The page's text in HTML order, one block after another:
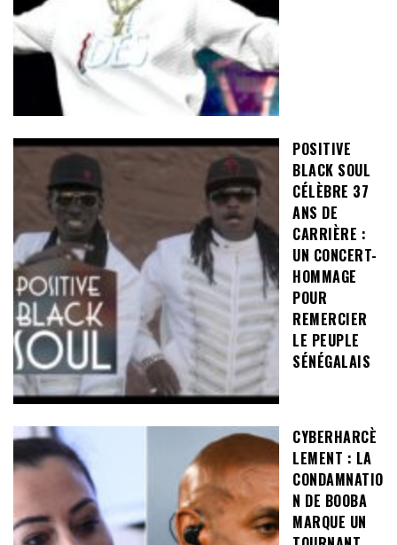
POSITIVE
BLACK SOUL
CÉLÈBRE 37
ANS DE
CARRIÈRE :
UN CONCERT-
HOMMAGE
POUR
REMERCIER
LE PEUPLE
SÉNÉGALAIS
CYBERHARCÈ
LEMENT : LA
CONDAMNATIO
N DE BOOBA
MARQUE UN